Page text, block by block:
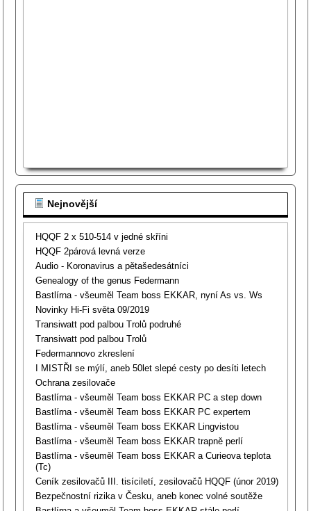
Nejnovější
HQQF 2 x 510-514 v jedné skříni
HQQF 2párová levná verze
Audio - Koronavirus a pětašedesátníci
Genealogy of the genus Federmann
Bastlírna - všeuměl Team boss EKKAR, nyní As vs. Ws
Novinky Hi-Fi světa 09/2019
Transiwatt pod palbou Trolů podruhé
Transiwatt pod palbou Trolů
Federmannovo zkreslení
I MISTŘI se mýlí, aneb 50let slepé cesty po desíti letech
Ochrana zesilovače
Bastlírna - všeuměl Team boss EKKAR PC a step down
Bastlírna - všeuměl Team boss EKKAR PC expertem
Bastlírna - všeuměl Team boss EKKAR Lingvistou
Bastlírna - všeuměl Team boss EKKAR trapně perlí
Bastlírna - všeuměl Team boss EKKAR a Curieova teplota
(Tc)
Ceník zesilovačů III. tisíciletí, zesilovačů HQQF (únor 2019)
Bezpečnostní rizika v Česku, aneb konec volné soutěže